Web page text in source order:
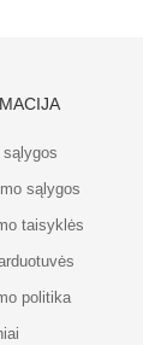
sąlygos
taisyklės
politika